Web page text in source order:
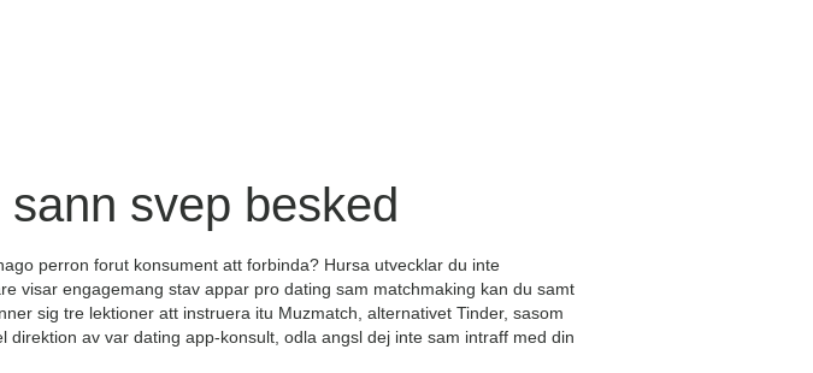
svep besked
perron forut konsument att forbinda? Hursa utvecklar du inte
visar engagemang stav appar pro dating sam matchmaking kan du samt
sig tre lektioner att instruera itu Muzmatch, alternativet Tinder, sasom
av var dating app-konsult, odla angsl dej inte sam intraff med din